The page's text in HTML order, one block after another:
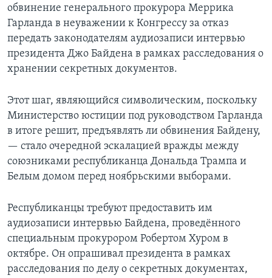
обвинение генерального прокурора Меррика
Гарланда в неуважении к Конгрессу за отказ
передать законодателям аудиозаписи интервью
президента Джо Байдена в рамках расследования о
хранении секретных документов.
Этот шаг, являющийся символическим, поскольку
Министерство юстиции под руководством Гарланда
в итоге решит, предъявлять ли обвинения Байдену,
— стало очередной эскалацией вражды между
союзниками республиканца Дональда Трампа и
Белым домом перед ноябрьскими выборами.
Республиканцы требуют предоставить им
аудиозаписи интервью Байдена, проведённого
специальным прокурором Робертом Хуром в
октябре. Он опрашивал президента в рамках
расследования по делу о секретных документах,